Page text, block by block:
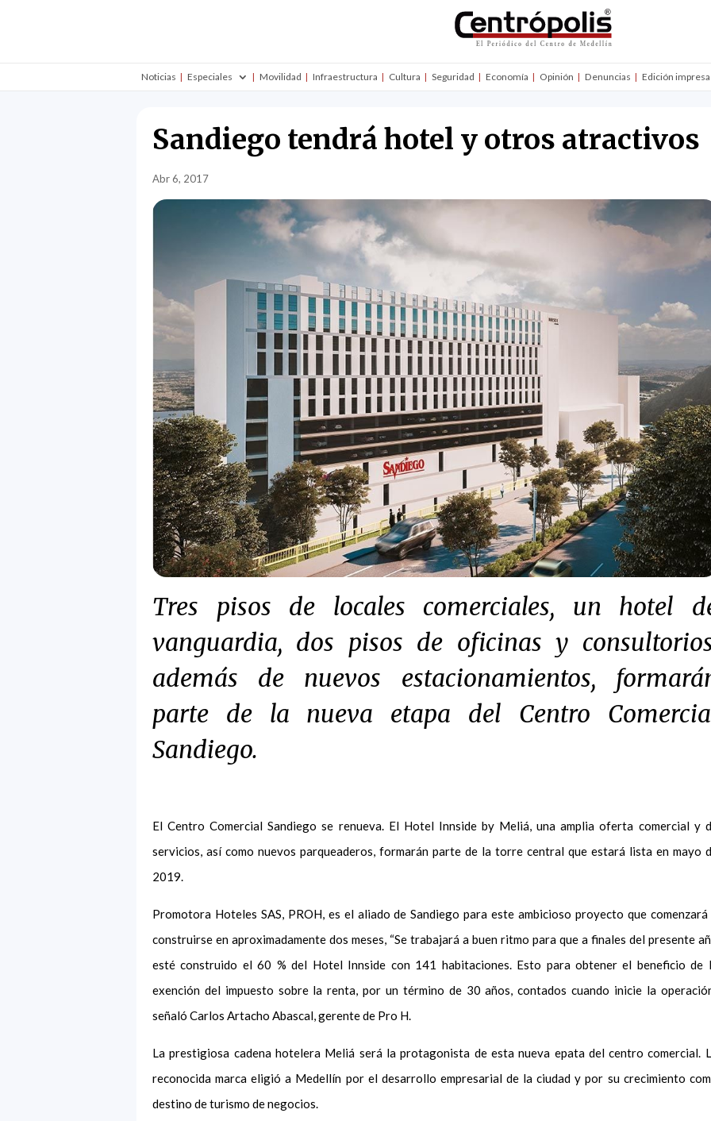
Noticias Especiales Movilidad Infraestructura Cultura Seguridad Economía Opinión Denuncias Edición impresa
Sandiego tendrá hotel y otros atractivos
Abr 6, 2017
Tres pisos de locales comerciales, un hotel
vanguardia, dos pisos de oficinas y
además de nuevos estacionamientos,
parte de la nueva etapa del Centro
Sandiego.
El Centro Comercial Sandiego se renueva. El Hotel Innside by Meliá, una amplia oferta comercial y
servicios, así como nuevos parqueaderos, formarán parte de la torre central que estará lista en mayo
2019.
Promotora Hoteles SAS, PROH, es el aliado de Sandiego para este ambicioso proyecto que comenzará
construirse en aproximadamente dos meses, “Se trabajará a buen ritmo para que a finales del presente
esté construido el 60 % del Hotel Innside con 141 habitaciones. Esto para obtener el beneficio de
exención del impuesto sobre la renta, por un término de 30 años, contados cuando inicie la
señaló Carlos Artacho Abascal, gerente de Pro H.
La prestigiosa cadena hotelera Meliá será la protagonista de esta nueva epata del centro comercial.
reconocida marca eligió a Medellín por el desarrollo empresarial de la ciudad y por su crecimiento
destino de turismo de negocios.